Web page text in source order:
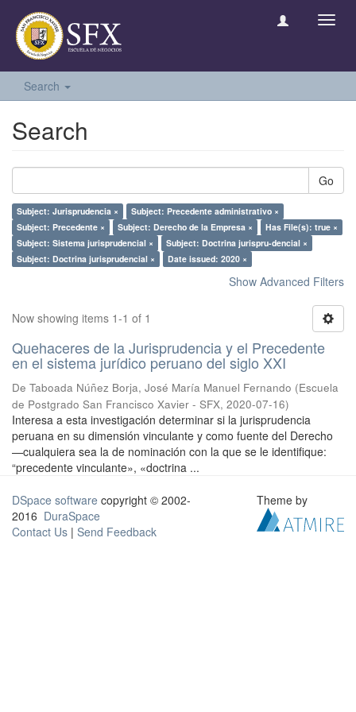
Search
Search
Go
Subject: Jurisprudencia ×
Subject: Precedente administrativo ×
Subject: Precedente ×
Subject: Derecho de la Empresa ×
Has File(s): true ×
Subject: Sistema jurisprudencial ×
Subject: Doctrina jurispru-dencial ×
Subject: Doctrina jurisprudencial ×
Date issued: 2020 ×
Show Advanced Filters
Now showing items 1-1 of 1
Quehaceres de la Jurisprudencia y el Precedente
en el sistema jurídico peruano del siglo XXI
De Taboada Núñez Borja, José María Manuel Fernando (Escuela
de Postgrado San Francisco Xavier - SFX, 2020-07-16)
Interesa a esta investigación determinar si la jurisprudencia
peruana en su dimensión vinculante y como fuente del Derecho
—cualquiera sea la de nominación con la que se le identifique:
“precedente vinculante», «doctrina ...
DSpace software copyright © 2002-
2016 DuraSpace
Contact Us | Send Feedback
Theme by